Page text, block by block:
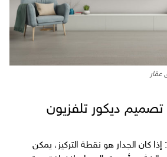
عقار
ديكور تلفزيون
: إذا كان الجدار هو نقطة التركيز، يمكن